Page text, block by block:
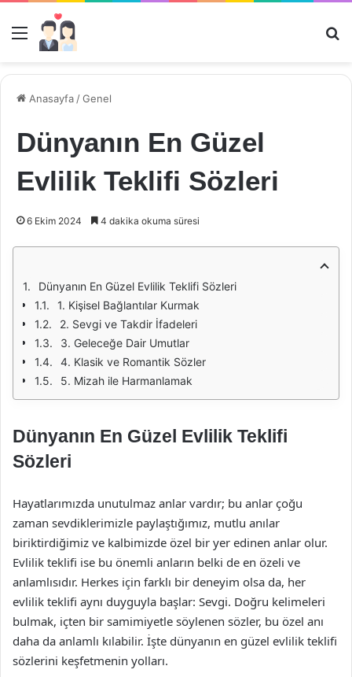
Menü
Anasayfa /Genel
Dünyanın En Güzel
Evlilik Teklifi Sözleri
6 Ekim 2024 4 dakika okuma süresi
Dünyanın En Güzel Evlilik Teklifi Sözleri
1. Kişisel Bağlantılar Kurmak
2. Sevgi ve Takdir İfadeleri
3. Geleceğe Dair Umutlar
4. Klasik ve Romantik Sözler
5. Mizah ile Harmanlamak
Dünyanın En Güzel Evlilik Teklifi
Sözleri
Hayatlarımızda unutulmaz anlar vardır; bu anlar çoğu
zaman sevdiklerimizle paylaştığımız, mutlu anılar
biriktirdiğimiz ve kalbimizde özel bir yer edinen anlar olur.
Evlilik teklifi ise bu önemli anların belki de en özeli ve
anlamlısıdır. Herkes için farklı bir deneyim olsa da, her
evlilik teklifi aynı duyguyla başlar: Sevgi. Doğru kelimeleri
bulmak, içten bir samimiyetle söylenen sözler, bu özel anı
daha da anlamlı kılabilir. İşte dünyanın en güzel evlilik teklifi
sözlerini keşfetmenin yolları.